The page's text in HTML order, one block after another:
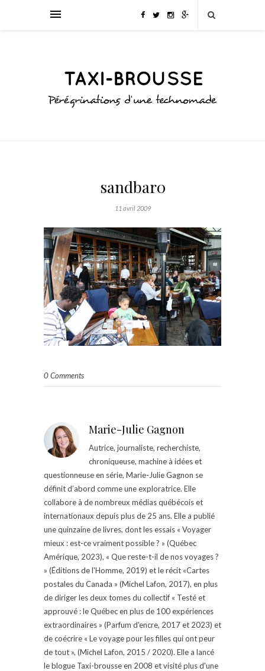
sandbar0
11 avril 2009
0 Comments
Marie-Julie Gagnon
Autrice, journaliste, recherchiste,
chroniqueuse, machine à idées et
questionneuse en série, Marie-Julie Gagnon se
définit d’abord comme une exploratrice. Elle
collabore à de nombreux médias québécois et
internationaux depuis plus de 25 ans. Elle a publié
une quinzaine de livres, dont les essais « Voyager
mieux : est-ce vraiment possible ? » (Québec
Amérique, 2023), « Que reste-t-il de nos voyages ?
» (Éditions de l'Homme, 2019) et le récit «Cartes
postales du Canada » (Michel Lafon, 2017), en plus
de diriger les deux tomes du collectif « Testé et
approuvé : le Québec en plus de 100 expériences
extraordinaires » (Parfum d'encre, 2017 et 2023) et
de coécrire « Le voyage pour les filles qui ont peur
de tout », (Michel Lafon, 2015 / 2020). Elle a lancé
le blogue Taxi-brousse en 2008 et visité plus d'une